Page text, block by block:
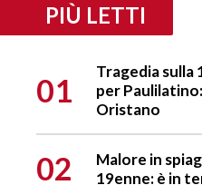
PIÙ LETTI
01
Tragedia sulla
per
Oristano
02
Malore in
19enne: è in